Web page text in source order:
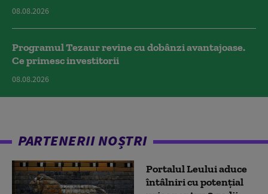
08.08.2026
Programul Tezaur revine cu dobânzi avantajoase.
Ce primesc investitorii
08.08.2026
PARTENERII NOȘTRI
Portalul Leului aduce
întâlniri cu potențial